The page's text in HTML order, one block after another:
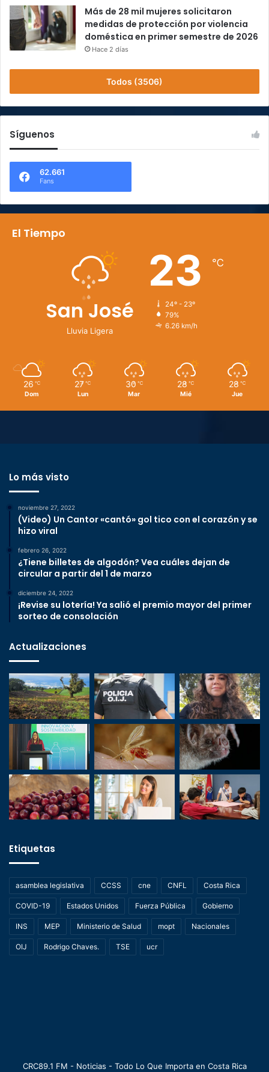
Más de 28 mil mujeres solicitaron
medidas de protección por violencia
doméstica en primer semestre de 2026
Hace 2 días
Todos (3506)
Síguenos
62.661
Fans
El Tiempo
San José
Lluvia Ligera
23 ℃
24º - 23º
79%
6.26 km/h
26 ℃
Dom
27 ℃
Lun
30 ℃
Mar
28 ℃
Mié
28 ℃
Jue
Lo más visto
noviembre 27, 2022
(Video) Un Cantor «cantó» gol tico con el corazón y se
hizo viral
febrero 26, 2022
¿Tiene billetes de algodón? Vea cuáles dejan de
circular a partir del 1 de marzo
diciembre 24, 2022
¡Revise su lotería! Ya salió el premio mayor del primer
sorteo de consolación
Actualizaciones
Etiquetas
asamblea legislativa CCSS cne CNFL Costa Rica
COVID-19 Estados Unidos Fuerza Pública Gobierno
INS MEP Ministerio de Salud mopt Nacionales
OIJ Rodrigo Chaves. TSE ucr
CRC89.1 FM - Noticias - Todo Lo Que Importa en Costa Rica